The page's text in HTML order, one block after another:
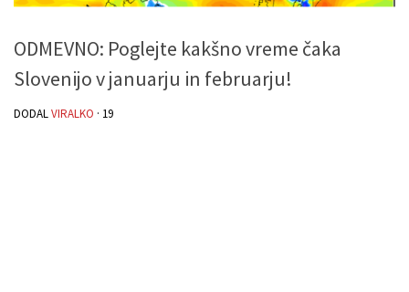
ODMEVNO: Poglejte kakšno vreme čaka
Slovenijo v januarju in februarju!
DODALVIRALKO · 19